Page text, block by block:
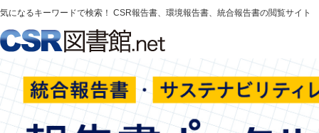
気になるキーワードで検索！ CSR報告書、環境報告書、統合報告書の閲覧サイト